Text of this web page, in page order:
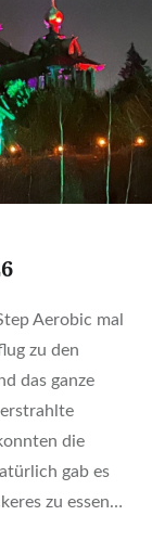
Aerobic mal
zu den
das ganze
die
gab es
zu essen…